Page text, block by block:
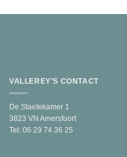
VALLEREY'S CONTACT
De Staetekamer 1
3823 VN Amersfoort
Tel: 06 29 74 36 25